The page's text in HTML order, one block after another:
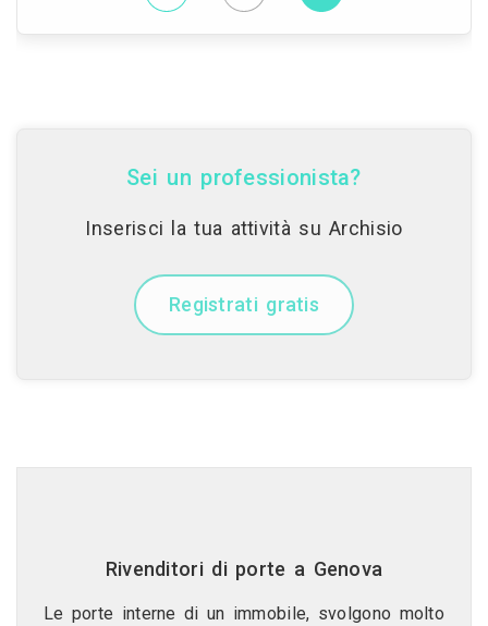
Sei un professionista?
Inserisci la tua attività su Archisio
Registrati gratis
Rivenditori di porte a Genova
Le porte interne di un immobile, svolgono molto